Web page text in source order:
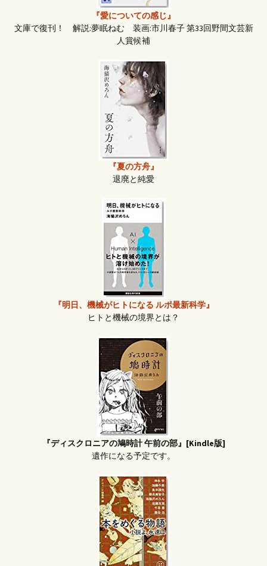
『愛についての感じ』
文庫で復刊！ 解説:夢眠ねむ 装画:市川春子 第33回野間文芸新
人賞候補
『夏の方舟』
退廃と純愛
『明日、機械がヒトになる ルポ最新科学』
ヒトと機械の境界とは？
『ディスクロニアの鳩時計 午前の部』[Kindle版]
遺作になる予定です。